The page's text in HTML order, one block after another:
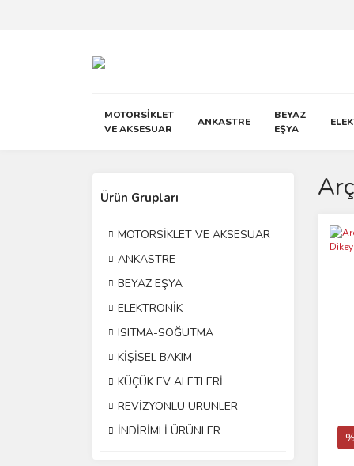
MOTORSİKLET
VE AKSESUAR
ANKASTRE
BEYAZ
EŞYA
Ürün Grupları
MOTORSİKLET VE AKSESUAR
ANKASTRE
BEYAZ EŞYA
ELEKTRONİK
ISITMA-SOĞUTMA
KİŞİSEL BAKIM
KÜÇÜK EV ALETLERİ
REVİZYONLU ÜRÜNLER
İNDİRİMLİ ÜRÜNLER